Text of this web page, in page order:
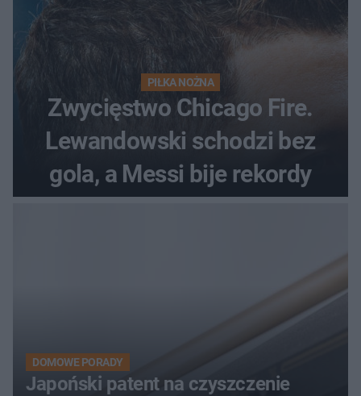
PIŁKA NOŻNA
Zwycięstwo Chicago Fire.
Lewandowski schodzi bez
gola, a Messi bije rekordy
DOMOWE PORADY
Japoński patent na czyszczenie